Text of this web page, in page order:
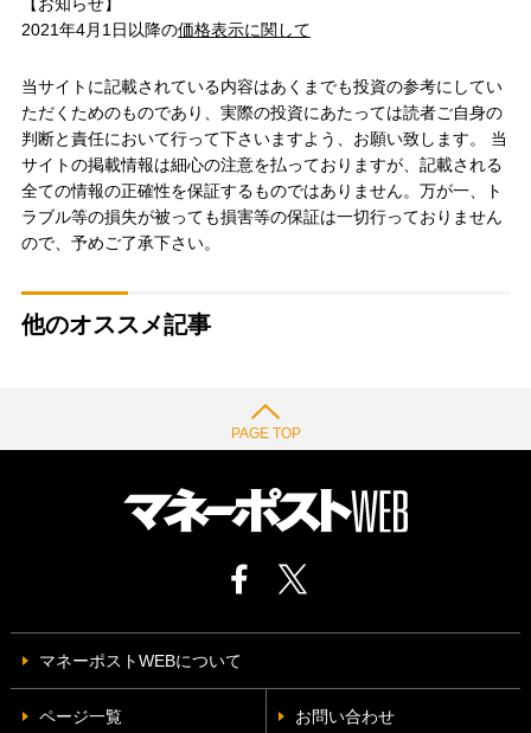
2021年4月1日以降の価格表示に関して
当サイトに記載されている内容はあくまでも投資の参考にしてい
ただくためのものであり、実際の投資にあたっては読者ご自身の
判断と責任において行って下さいますよう、お願い致します。 当
サイトの掲載情報は細心の注意を払っておりますが、記載される
全ての情報の正確性を保証するものではありません。万が一、ト
ラブル等の損失が被っても損害等の保証は一切行っておりません
ので、予めご了承下さい。
他のオススメ記事
PAGE TOP
マネーポストWEBについて
ページ一覧 お問い合わせ